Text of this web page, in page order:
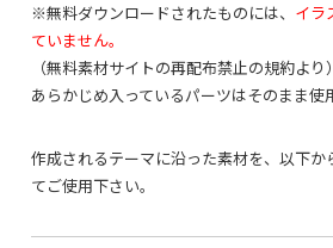
※無料ダウンロードされたものには、 イラ
ていません。
（無料素材サイトの再配布禁止の規約より）
あらかじめ入っているパーツはそのまま使
作成されるテーマに沿った素材を、以下か
てご使用下さい。